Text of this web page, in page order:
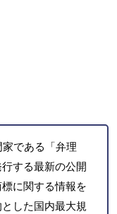
である「弁理
する最新の公開
に関する情報を
した国内最大規